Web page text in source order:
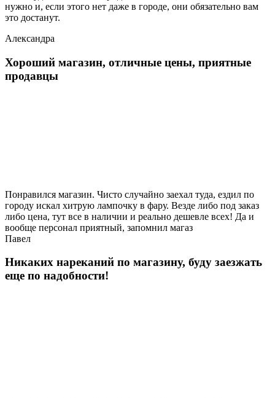
нужно и, если этого нет даже в городе, они обязательно вам
это достанут.
Александра
Хороший магазин, отличные цены, приятные
продавцы
Понравился магазин. Чисто случайно заехал туда, ездил по
городу искал хитрую лампочку в фару. Везде либо под заказ
либо цена, тут все в наличии и реально дешевле всех! Да и
вообще персонал приятный, запомнил магаз
Павел
Никаких нареканий по магазину, буду заезжать
еще по надобности!